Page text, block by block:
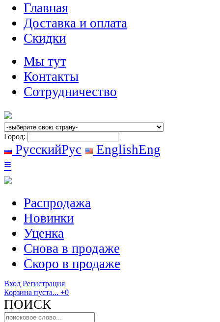
Главная
Доставка и оплата
Скидки
Мы тут
Контакты
Сотрудничество
Город:
РусскийРус EnglishEng
≡
Распродажа
Новинки
Уценка
Снова в продаже
Скоро в продаже
Вход Регистрация
Корзина пуста... +0
ПОИСК